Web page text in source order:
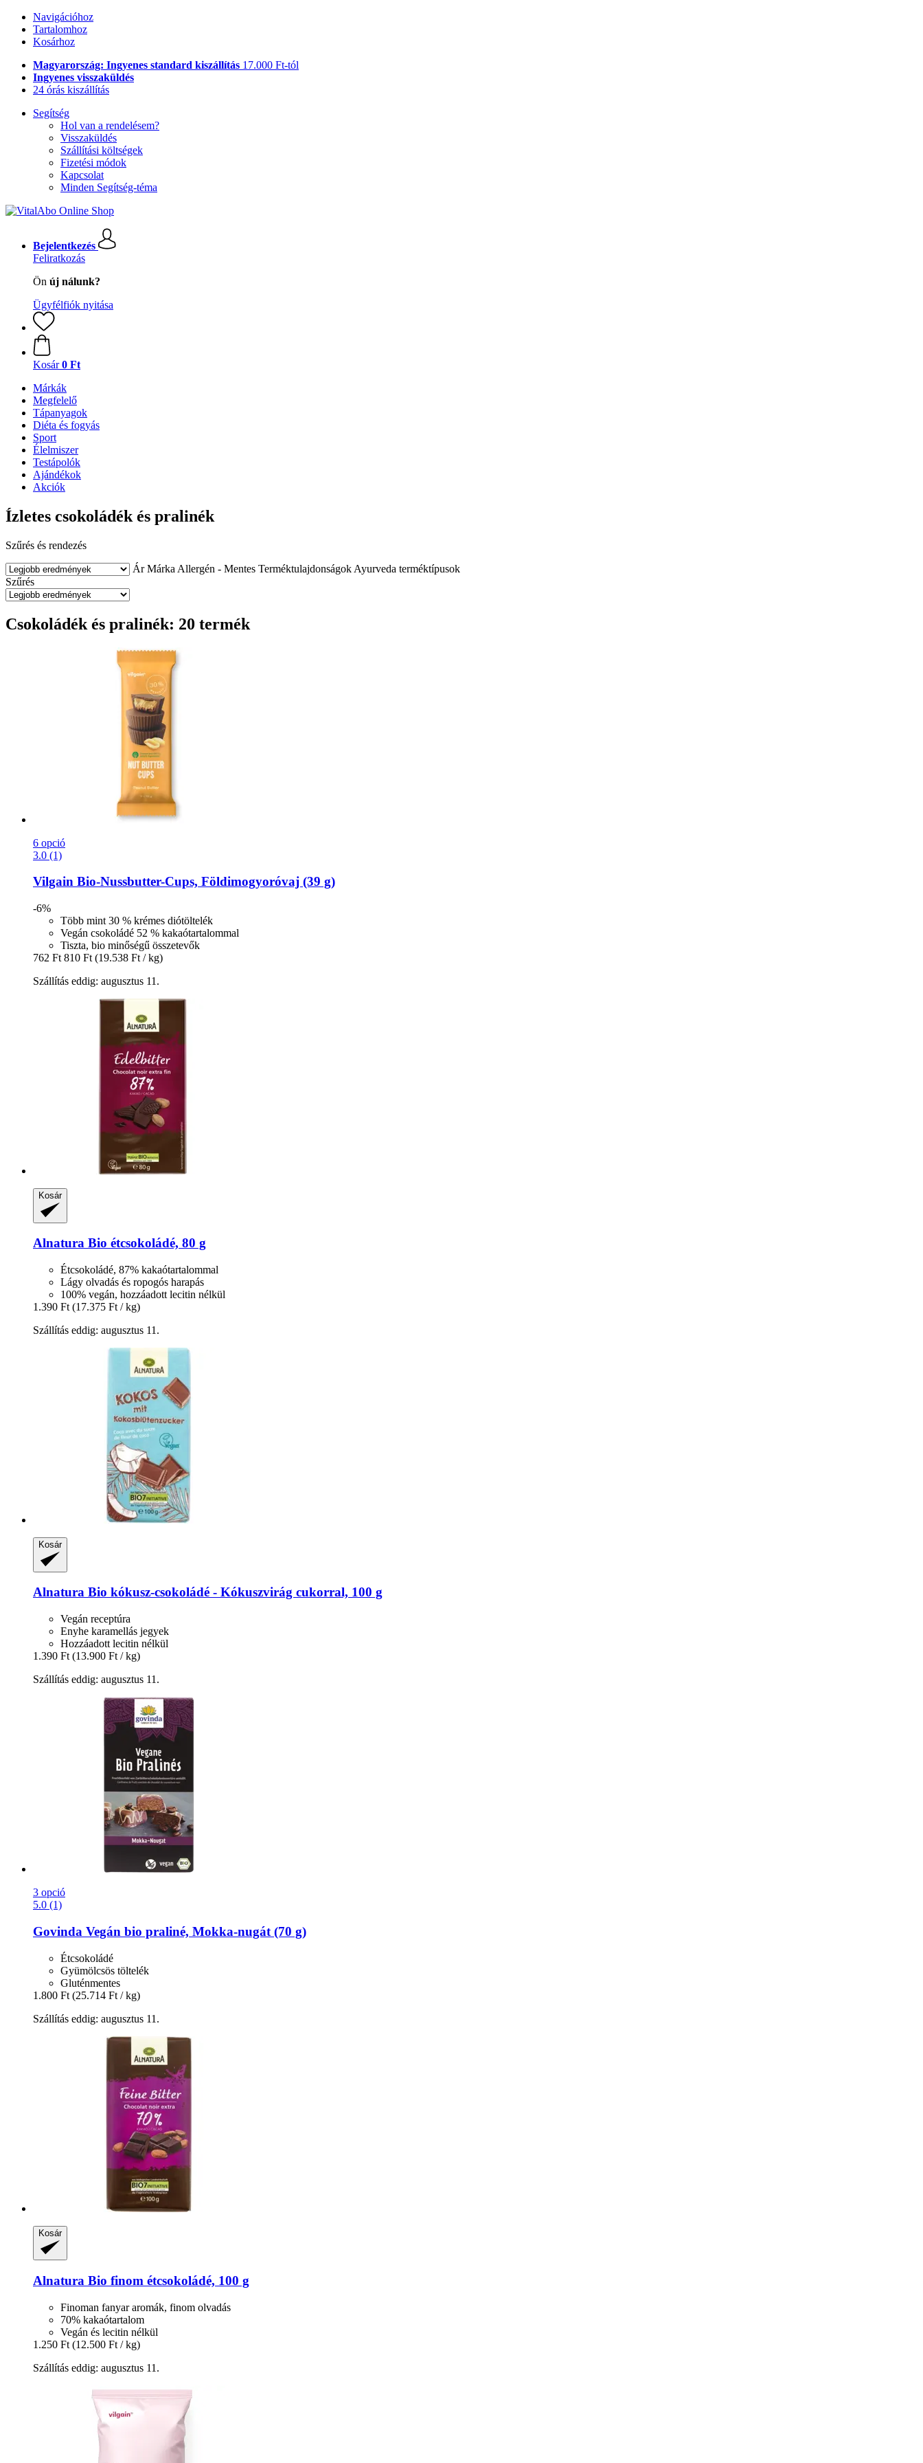
Navigációhoz
Tartalomhoz
Kosárhoz
Magyarország: Ingyenes standard kiszállítás 17.000 Ft-tól
Ingyenes visszaküldés
24 órás kiszállítás
Segítség
Hol van a rendelésem?
Visszaküldés
Szállítási költségek
Fizetési módok
Kapcsolat
Minden Segítség-téma
Bejelentkezés
Feliratkozás
Ön új nálunk?
Ügyfélfiók nyitása
Kosár 0 Ft
Márkák
Megfelelő
Tápanyagok
Diéta és fogyás
Sport
Élelmiszer
Testápolók
Ajándékok
Akciók
Ízletes csokoládék és pralinék
Szűrés és rendezés
Ár Márka Allergén - Mentes Terméktulajdonságok Ayurveda terméktípusok
Szűrés
Csokoládék és pralinék: 20 termék
6 opció
3.0 (1)
Vilgain Bio-​Nussbutter-​Cups, Földimogyoróvaj (39 g)
-6%
Több mint 30 % krémes diótöltelék
Vegán csokoládé 52 % kakaótartalommal
Tiszta, bio minőségű összetevők
762 Ft 810 Ft (19.538 Ft / kg)
Szállítás eddig: augusztus 11.
Kosár
Alnatura Bio étcsokoládé, 80 g
Étcsokoládé, 87% kakaótartalommal
Lágy olvadás és ropogós harapás
100% vegán, hozzáadott lecitin nélkül
1.390 Ft (17.375 Ft / kg)
Szállítás eddig: augusztus 11.
Kosár
Alnatura Bio kókusz-​csokoládé -​ Kókuszvirág cukorral, 100 g
Vegán receptúra
Enyhe karamellás jegyek
Hozzáadott lecitin nélkül
1.390 Ft (13.900 Ft / kg)
Szállítás eddig: augusztus 11.
3 opció
5.0 (1)
Govinda Vegán bio praliné, Mokka-​nugát (70 g)
Étcsokoládé
Gyümölcsös töltelék
Gluténmentes
1.800 Ft (25.714 Ft / kg)
Szállítás eddig: augusztus 11.
Kosár
Alnatura Bio finom étcsokoládé, 100 g
Finoman fanyar aromák, finom olvadás
70% kakaótartalom
Vegán és lecitin nélkül
1.250 Ft (12.500 Ft / kg)
Szállítás eddig: augusztus 11.